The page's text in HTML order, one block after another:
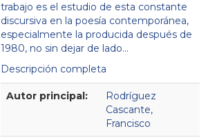
trabajo es el estudio de esta constante
discursiva en la poesía contemporánea,
especialmente la producida después de
1980, no sin dejar de lado...
Descripción completa
Detalles Bibliográficos
Autor principal:
Rodríguez
Cascante,
Francisco